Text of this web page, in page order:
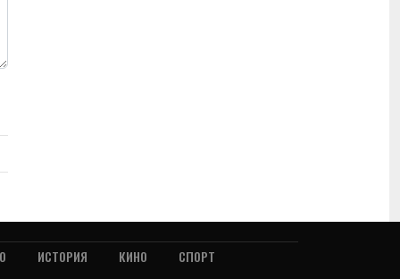
ИСТОРИЯ КИНО
СПОРТ